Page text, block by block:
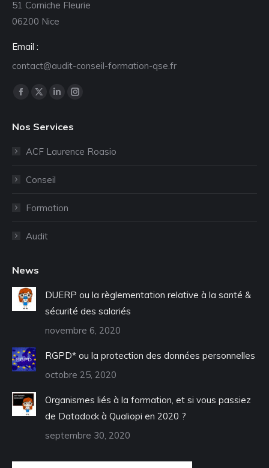
51 Corniche Fleurie
06200 Nice
Email :
contact@audit-conseil-formation-qse.fr
Retrouvez-nous sur :
La
Facebook
une
fenêtre
La
X
une
fenêtre
La
LinkedIn
fenêtre
La
Nos Services
ACF Laurence Roasio
Conseil
Formation
Audit
News
DUERP ou la règlementation relative à la santé &
sécurité des salariés
novembre 6, 2020
RGPD* ou la protection des données personnelles
octobre 25, 2020
Organismes liés à la formation, et si vous passiez
de Datadock à Qualiopi en 2020 ?
septembre 30, 2020